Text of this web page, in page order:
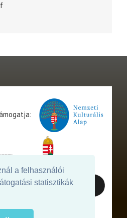
a felhasználói
statisztikák